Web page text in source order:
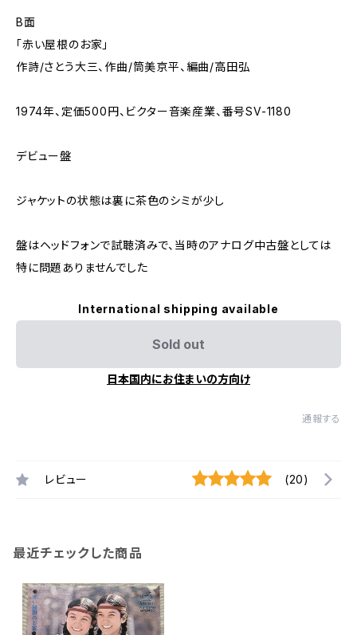
B面
「赤い屋根のお家」
作詩/さとう大三、作曲/筒美京平、編曲/高田弘
1974年、定価500円、ビクター音楽産業、番号SV-1180
デビュー盤
ジャケットの状態は裏に茶色のシミが少し
盤はヘッドフォンで試聴済みで、当時のアナログ中古盤としては
特に問題ありませんでした
International shipping available
Sold out
日本国内にお住まいの方向け
通報する
レビュー (20)
最近チェックした商品